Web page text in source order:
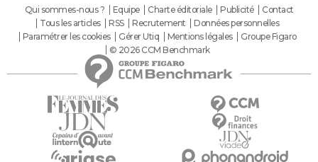
Qui sommes-nous ? Equipe Charte éditoriale Publicité
Contact
Tous les articles
RSS Recrutement
Données personnelles
Paramétrer les cookies
Gérer Utiq Mentions légales
Groupe Figaro
© 2026 CCM Benchmark